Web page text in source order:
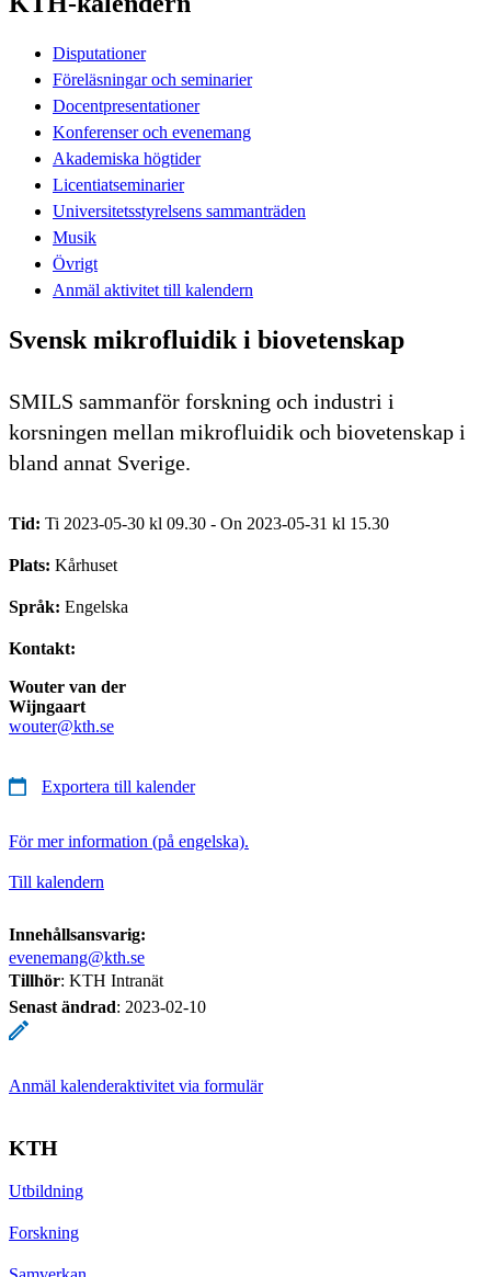
Disputationer
Föreläsningar och seminarier
Docentpresentationer
Konferenser och evenemang
Akademiska högtider
Licentiatseminarier
Universitetsstyrelsens sammanträden
Musik
Övrigt
Anmäl aktivitet till kalendern
Svensk mikrofluidik i biovetenskap
SMILS sammanför forskning och industri i
korsningen mellan mikrofluidik och biovetenskap i
bland annat Sverige.
Tid: Ti 2023-05-30 kl 09.30 - On 2023-05-31 kl 15.30
Plats: Kårhuset
Språk: Engelska
Kontakt:
Wouter van der
Wijngaart
wouter@kth.se
Exportera till kalender
För mer information (på engelska).
Till kalendern
Innehållsansvarig:
evenemang@kth.se
Tillhör: KTH Intranät
Senast ändrad: 2023-02-10
Anmäl kalenderaktivitet via formulär
KTH
Utbildning
Forskning